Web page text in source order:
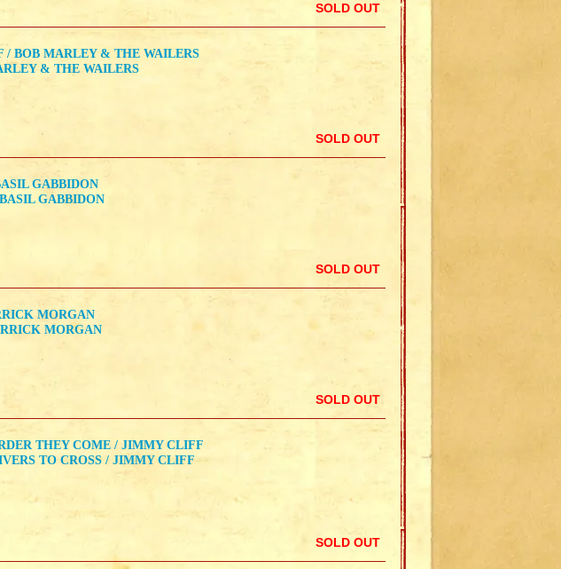
SOLD OUT
/ BOB MARLEY & THE WAILERS
& THE WAILERS
SOLD OUT
GABBIDON
GABBIDON
SOLD OUT
MORGAN
MORGAN
SOLD OUT
THEY COME / JIMMY CLIFF
TO CROSS / JIMMY CLIFF
SOLD OUT